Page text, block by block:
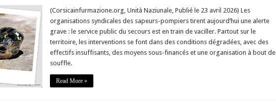
:
service
de
secours
au
bord
de
(Corsicainfurmazione.org, Unità Naziunale, Publié le 23 avril 2026) Les
organisations syndicales des sapeurs-pompiers tirent aujourd’hui une alerte
grave : le service public du secours est en train de vaciller. Partout sur le
territoire, les interventions se font dans des conditions dégradées, avec des
effectifs insuffisants, des moyens sous-financés et une organisation à bout de
souffle.
Read More »